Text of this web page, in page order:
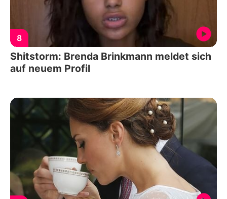
8
Shitstorm: Brenda Brinkmann meldet sich
auf neuem Profil